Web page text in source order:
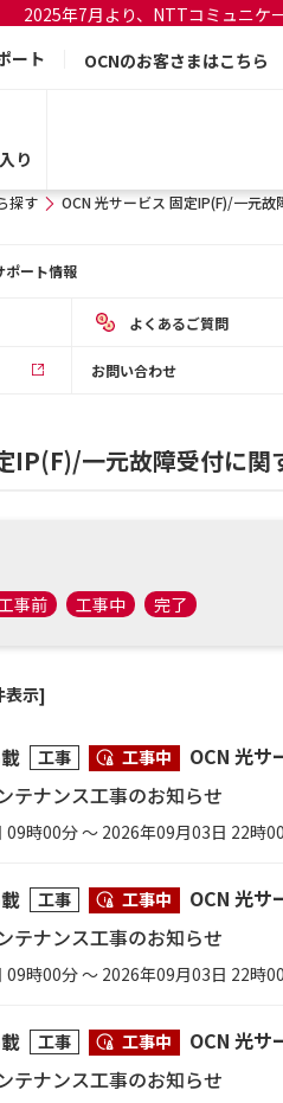
2025年7月より、NTTコミュニケ
ート
OCNのお客さまはこちら
り
探す OCN 光サービス 固定IP(F)/一元故
ポート情報
よくあるご質問
お問い合わせ
IP(F)/一元故障受付に関
事前 工事中 完了
表示]
工事 工事中
OCN 光サ
テナンス工事のお知らせ
09時00分 ～ 2026年09月03日 22時
工事 工事中
OCN 光サ
テナンス工事のお知らせ
09時00分 ～ 2026年09月03日 22時
工事 工事中
OCN 光サ
テナンス工事のお知らせ